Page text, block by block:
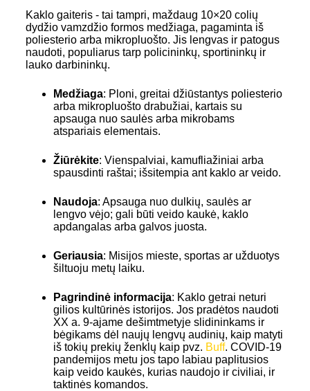
Kaklo gaiteris - tai tampri, maždaug 10×20 colių
dydžio vamzdžio formos medžiaga, pagaminta iš
poliesterio arba mikropluošto. Jis lengvas ir patogus
naudoti, populiarus tarp policininkų, sportininkų ir
lauko darbininkų.
Medžiaga: Ploni, greitai džiūstantys poliesterio
arba mikropluošto drabužiai, kartais su
apsauga nuo saulės arba mikrobams
atspariais elementais.
Žiūrėkite: Vienspalviai, kamufliažiniai arba
spausdinti raštai; išsitempia ant kaklo ar veido.
Naudoja: Apsauga nuo dulkių, saulės ar
lengvo vėjo; gali būti veido kaukė, kaklo
apdangalas arba galvos juosta.
Geriausia: Misijos mieste, sportas ar užduotys
šiltuoju metų laiku.
Pagrindinė informacija: Kaklo getrai neturi
gilios kultūrinės istorijos. Jos pradėtos naudoti
XX a. 9-ajame dešimtmetyje slidininkams ir
bėgikams dėl naujų lengvų audinių, kaip matyti
iš tokių prekių ženklų kaip pvz. Buff. COVID-19
pandemijos metu jos tapo labiau paplitusios
kaip veido kaukės, kurias naudojo ir civiliai, ir
taktinės komandos.